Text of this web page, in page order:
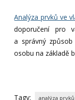
Analýza prvků ve
doporučení pro
a správný
osobu na základě
Tagy: analýza